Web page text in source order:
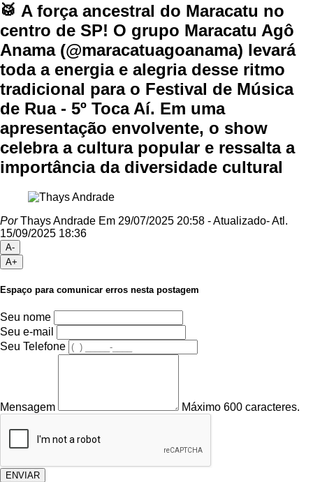
🥁 A força ancestral do Maracatu no
centro de SP! O grupo Maracatu Agô
Anama (@maracatuagoanama) levará
toda a energia e alegria desse ritmo
tradicional para o Festival de Música
de Rua - 5º Toca Aí. Em uma
apresentação envolvente, o show
celebra a cultura popular e ressalta a
importância da diversidade cultural
PorThays Andrade Em 29/07/2025 20:58 - Atualizado- Atl.
15/09/2025 18:36
A-
A+
Espaço para comunicar erros nesta postagem
Seu nome
Seu e-mail
Seu Telefone
Mensagem Máximo 600 caracteres.
ENVIAR